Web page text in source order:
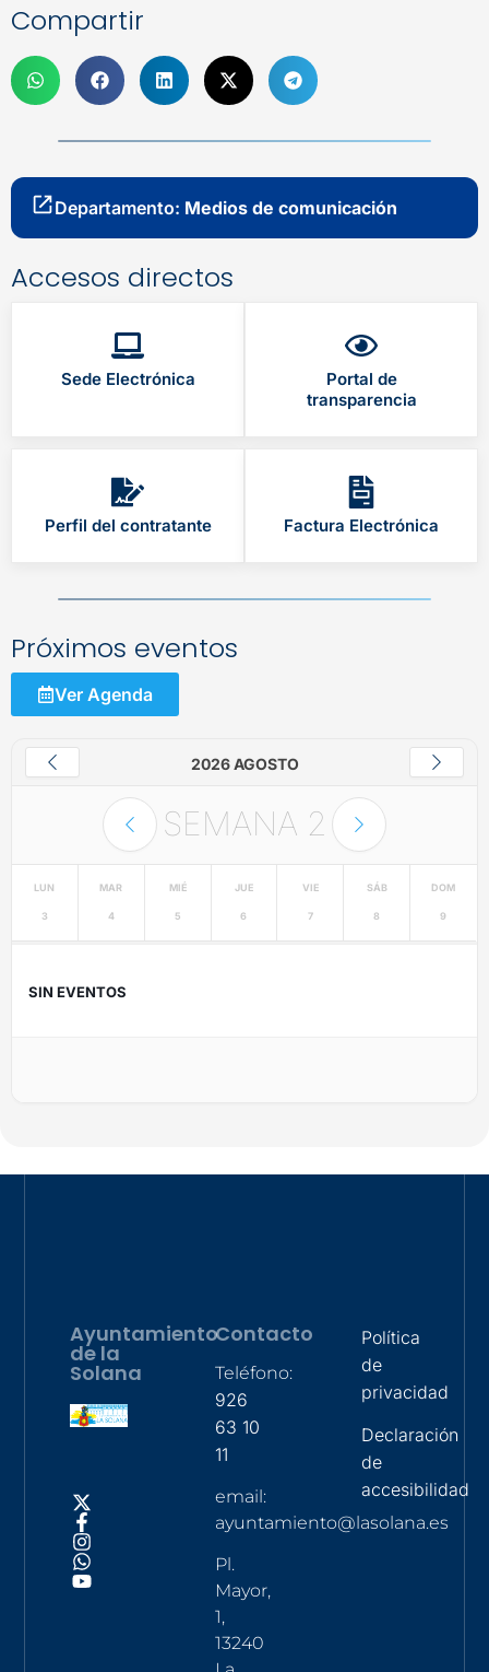
Compartir
Departamento: Medios de comunicación
Accesos directos
Sede Electrónica
Portal de
transparencia
Perfil del contratante Factura Electrónica
Próximos eventos
Ver Agenda
2026 AGOSTO
SEMANA 2
LUN
3
MAR
4
MIÉ
5
JUE
6
VIE
7
SÁB
8
DOM
9
SIN EVENTOS
Ayuntamiento
de la
Solana
Contacto
Teléfono:
926
63 10
11
email:
ayuntamiento@lasolana.es
Pl.
Mayor,
1,
13240
Política
de
privacidad
Declaración
de
accesibilidad